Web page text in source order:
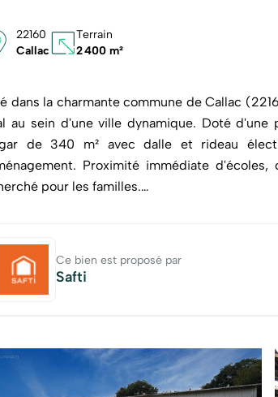
22160
Callac
Terrain
2 400 m²
dans la charmante commune de Callac
au sein d'une ville dynamique. Doté
de 340 m² avec dalle et rideau
Proximité immédiate
pour les familles.
terrain à fort potentiel ravira les
ses places de parking extérieure et
de divers projets.
de vente : 105 000 ¤
charge vendeur
Ce bien est proposé par
Safti